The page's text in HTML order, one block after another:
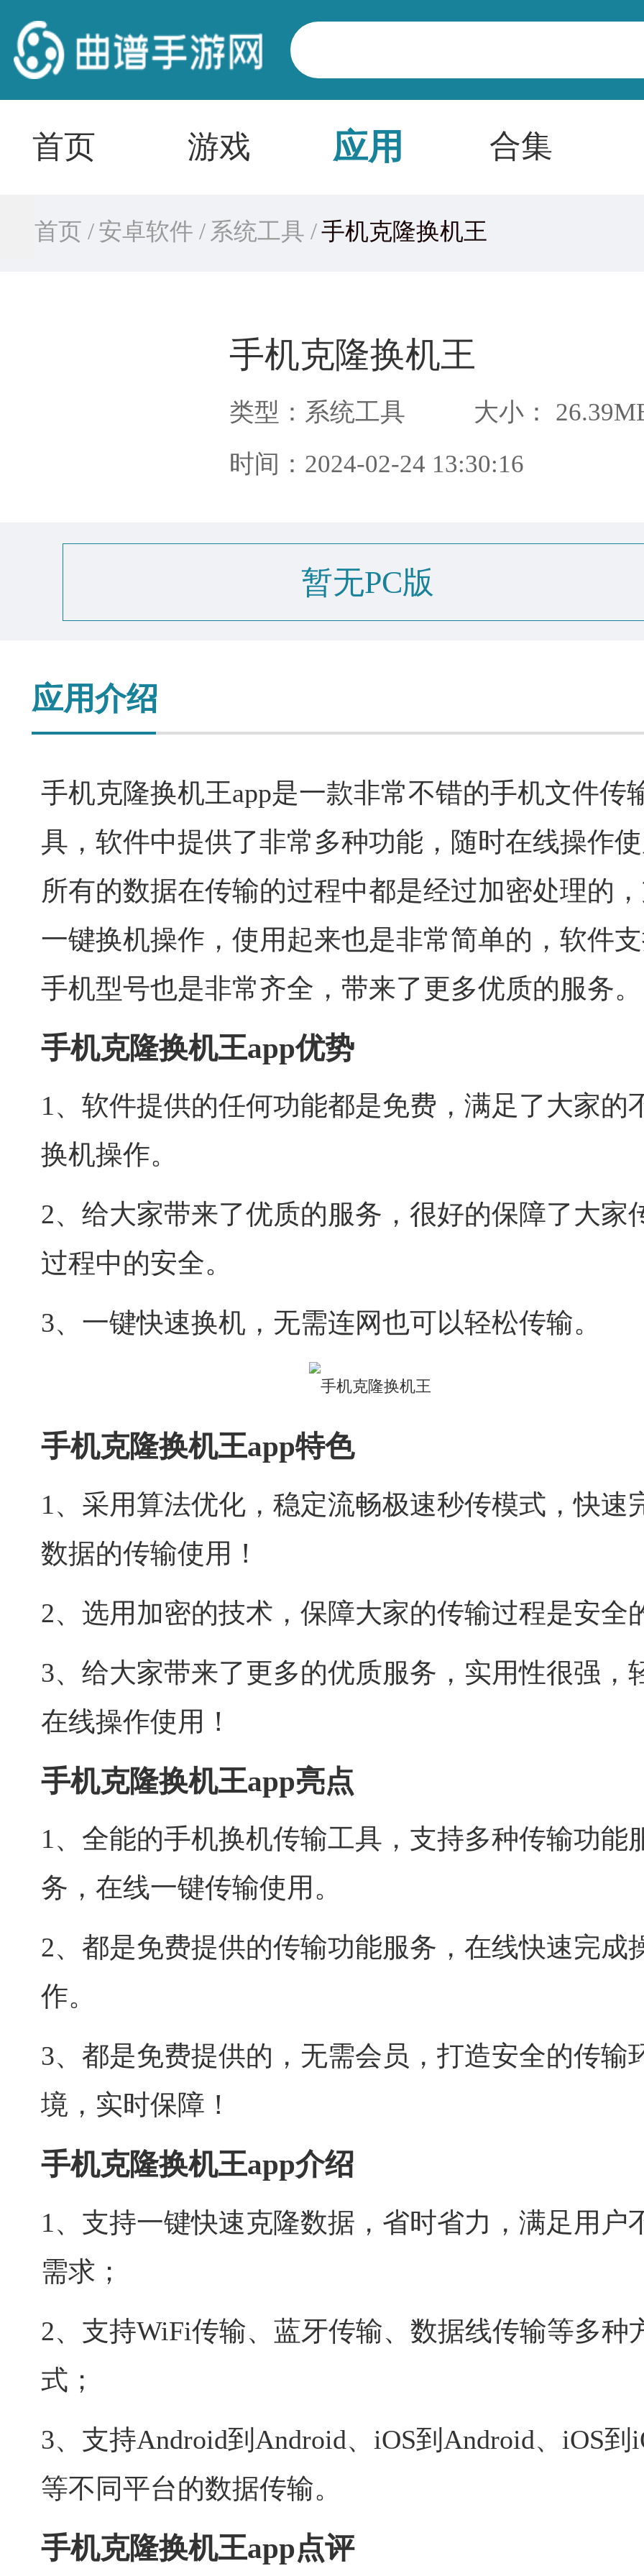
首页 游戏 应用 合集
首页 / 安卓软件 / 系统工具 /手机克隆换机王
手机克隆换机王
类型：系统工具
大小：
时间：2024-02-24 13:30:16
暂无PC版
应用介绍
手机克隆换机王app是一款非常不错的手机文件传
具，软件中提供了非常多种功能，随时在线操作
所有的数据在传输的过程中都是经过加密处理的
一键换机操作，使用起来也是非常简单的，软件
手机型号也是非常齐全，带来了更多优质的服务。
手机克隆换机王app优势
1、软件提供的任何功能都是免费，满足了大家的
换机操作。
2、给大家带来了优质的服务，很好的保障了大家
过程中的安全。
3、一键快速换机，无需连网也可以轻松传输。
手机克隆换机王app特色
1、采用算法优化，稳定流畅极速秒传模式，快速
数据的传输使用！
2、选用加密的技术，保障大家的传输过程是安全
3、给大家带来了更多的优质服务，实用性很强，
在线操作使用！
手机克隆换机王app亮点
1、全能的手机换机传输工具，支持多种传输功能
务，在线一键传输使用。
2、都是免费提供的传输功能服务，在线快速完成
作。
3、都是免费提供的，无需会员，打造安全的传输
境，实时保障！
手机克隆换机王app介绍
1、支持一键快速克隆数据，省时省力，满足用户
需求；
2、支持WiFi传输、蓝牙传输、数据线传输等多种
式；
3、支持Android到Android、iOS到Android、iOS到
等不同平台的数据传输。
手机克隆换机王app点评